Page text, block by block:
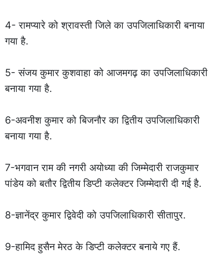
4- रामप्यारे को श्रावस्ती जिले का उपजिलाधिकारी बनाया
गया है.
5- संजय कुमार कुशवाहा को आजमगढ़ का उपजिलाधिकारी
बनाया गया है.
6-अवनीश कुमार को बिजनौर का द्वितीय उपजिलाधिकारी
बनाया गया है.
7-भगवान राम की नगरी अयोध्या की जिम्मेदारी राजकुमार
पांडेय को बतौर द्वितीय डिप्टी कलेक्टर जिम्मेदारी दी गई है.
8-ज्ञानेंद्र कुमार द्विवेदी को उपजिलाधिकारी सीतापुर.
9-हामिद हुसैन मेरठ के डिप्टी कलेक्टर बनाये गए हैं.